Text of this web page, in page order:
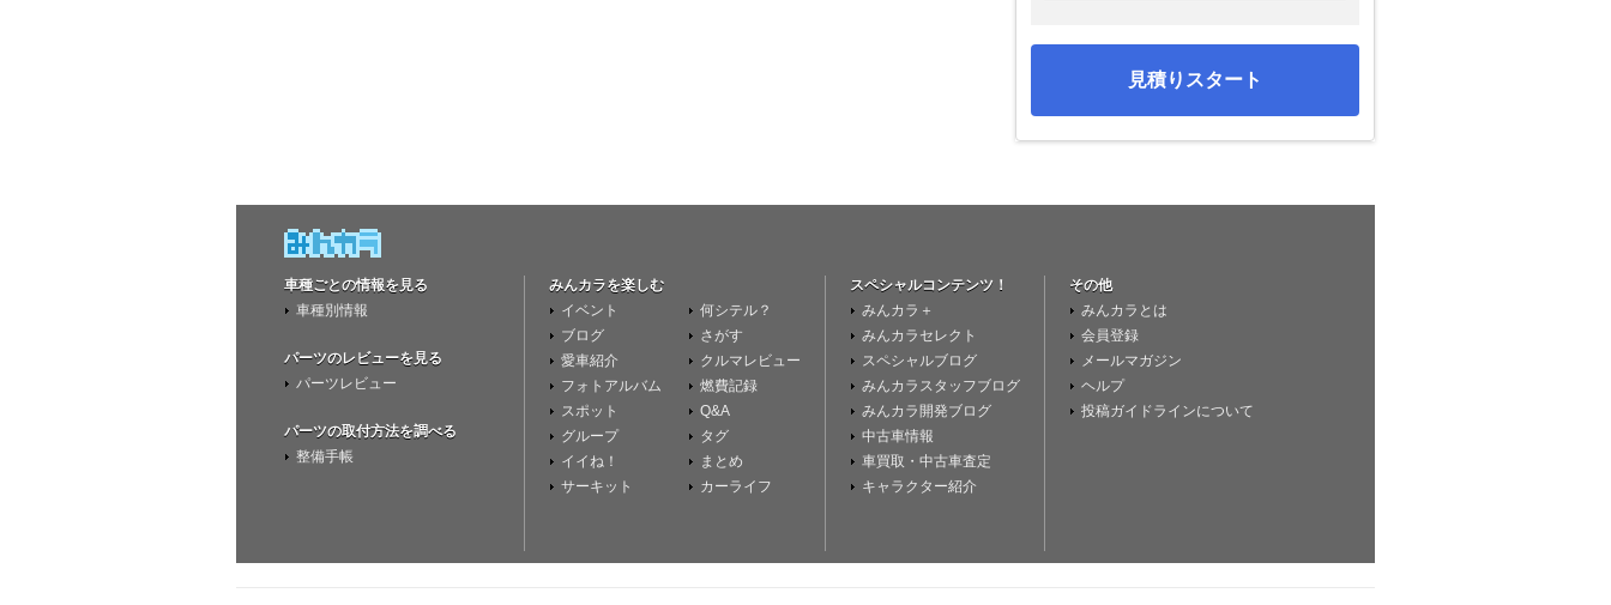
見積りスタート
車種ごとの情報を見る
車種別情報
パーツのレビューを見る
パーツレビュー
パーツの取付方法を調べる
整備手帳
みんカラを楽しむ
イベント
ブログ
愛車紹介
フォトアルバム
スポット
グループ
イイね！
サーキット
何シテル？
さがす
クルマレビュー
燃費記録
Q&A
タグ
まとめ
カーライフ
スペシャルコンテンツ！
みんカラ＋
みんカラセレクト
スペシャルブログ
みんカラスタッフブログ
みんカラ開発ブログ
中古車情報
車買取・中古車査定
キャラクター紹介
その他
みんカラとは
会員登録
メールマガジン
ヘルプ
投稿ガイドラインについて